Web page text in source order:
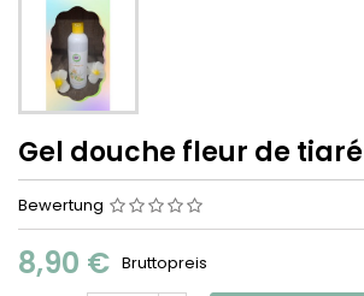
Gel douche fleur de tiaré
Bewertung
8,90 € Bruttopreis